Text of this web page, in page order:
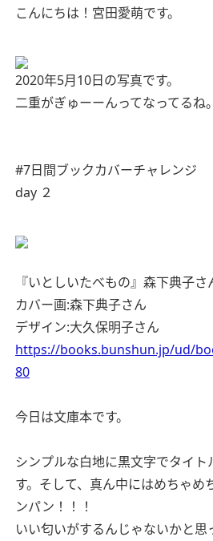
こんにちは！宮田愛萌です。
2020年5月10日の写真です。
二重がぎゅーーんってなってるね。
#7日間ブックカバーチャレンジ
day ２
『いとしいたべもの』森下典子
カバー画:森下典子さん
デザイン:大久保明子さん
https://books.bunshun.jp/ud/
80
今日は文庫本です。
シンプルな白地に黒文字でタイト
す。そして、真ん中にはめちゃめ
ンパン！！！
いい匂いがするんじゃないかと思